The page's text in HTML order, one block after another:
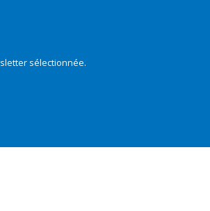
sélectionnée.